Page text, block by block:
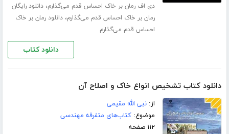
دی اف رمان بر خاک احساس قدم می‌گذارم،دانلود رایگان
رمان بر خاک احساس قدم می‌گذارم،دانلود رمان بر خاک
احساس قدم می‌گذارم
دانلود کتاب
دانلود کتاب تشخیص انواع خاک و اصلاح آن
از:نبى الله مقیمی
موضوع:کتاب‌های متفرقه مهندسی
۱۱۲ صفحه